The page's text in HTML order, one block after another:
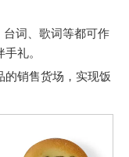
词、歌词等都可作
礼。
的销售货场，实现饭